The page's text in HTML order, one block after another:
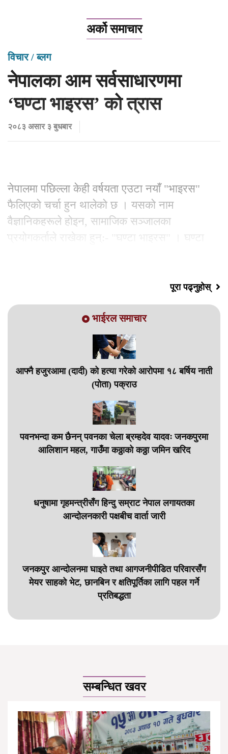
अर्को समाचार
विचार / ब्लग
नेपालका आम सर्वसाधारणमा
‘घण्टा भाइरस’ को त्रास
२०८३ असार ३ बुधबार
नेपालमा पछिल्ला केही वर्षयता एउटा नयाँ "भाइरस"
फैलिएको चर्चा हुन थालेको छ । यसको नाम
वैज्ञानिकहरूले होइन, सामाजिक सञ्जालका
प्रयोगकर्ताले राखेका हुन्:- "घण्टा भाइरस" । घण्टा
पूरा पढ्नुहोस्
भाईरल समाचार
आफ्नै हजुरआमा (दादी) को हत्या गरेको आरोपमा १८ बर्षिय नाती
(पोता) पक्राउ
पवनभन्दा कम छैनन् पवनका चेला ब्रम्हदेव यादवः जनकपुरमा
आलिशान महल, गाउँमा कठ्ठाको कठ्ठा जमिन खरिद
धनुषामा गृहमन्त्रीसँग हिन्दु सम्राट नेपाल लगायतका
आन्दोलनकारी पक्षबीच वार्ता जारी
जनकपुर आन्दोलनमा घाइते तथा आगजनीपीडित परिवारसँग
मेयर साहको भेट, छानबिन र क्षतिपूर्तिका लागि पहल गर्ने
प्रतिबद्धता
सम्बन्धित खवर